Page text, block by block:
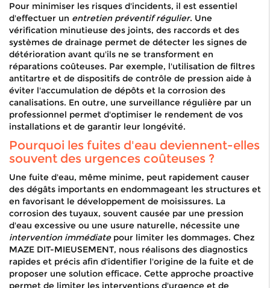
Pour minimiser les risques d'incidents, il est essentiel
d'effectuer un entretien préventif régulier. Une
vérification minutieuse des joints, des raccords et des
systèmes de drainage permet de détecter les signes de
détérioration avant qu'ils ne se transforment en
réparations coûteuses. Par exemple, l'utilisation de filtres
antitartre et de dispositifs de contrôle de pression aide à
éviter l'accumulation de dépôts et la corrosion des
canalisations. En outre, une surveillance régulière par un
professionnel permet d'optimiser le rendement de vos
installations et de garantir leur longévité.
Pourquoi les fuites d'eau deviennent-elles
souvent des urgences coûteuses ?
Une fuite d'eau, même minime, peut rapidement causer
des dégâts importants en endommageant les structures et
en favorisant le développement de moisissures. La
corrosion des tuyaux, souvent causée par une pression
d'eau excessive ou une usure naturelle, nécessite une
intervention immédiatepour limiter les dommages. Chez
MAZE DIT-MIEUSEMENT, nous réalisons des diagnostics
rapides et précis afin d'identifier l'origine de la fuite et de
proposer une solution efficace. Cette approche proactive
permet de limiter les interventions d'urgence et de